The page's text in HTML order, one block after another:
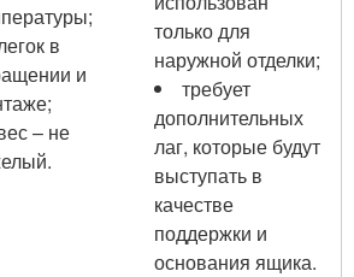
в
и
– не
только для
наружной отделки;
требует
дополнительных
лаг, которые будут
выступать в
качестве
поддержки и
основания ящика.